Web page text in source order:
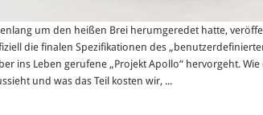
um den heißen Brei herumgeredet hatte,
die finalen Spezifikationen des
ins Leben gerufene „Projekt Apollo“ hervorgeht.
und was das Teil kosten wir, ...